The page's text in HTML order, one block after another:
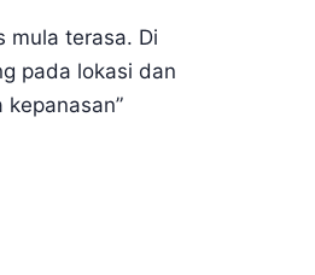
mula terasa. Di
pada lokasi dan